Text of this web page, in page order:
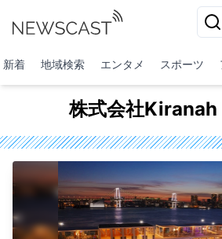
新着 地域検索 エンタメ スポーツ
株式会社